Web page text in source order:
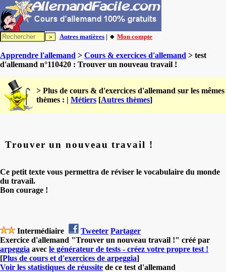
Autres matières | 🔸 Mon compte
Apprendre l'allemand > Cours & exercices d'allemand > test
d'allemand n°110420 : Trouver un nouveau travail !
> Plus de cours & d'exercices d'allemand sur les mêmes
thèmes : | Métiers [Autres thèmes]
Trouver un nouveau travail !
Ce petit texte vous permettra de réviser le vocabulaire du monde
du travail.
Bon courage !
Intermédiaire Tweeter Partager
Exercice d'allemand "Trouver un nouveau travail !" créé par
arpeggia avec le générateur de tests - créez votre propre test !
[Plus de cours et d'exercices de arpeggia]
Voir les statistiques de réussite de ce test d'allemand